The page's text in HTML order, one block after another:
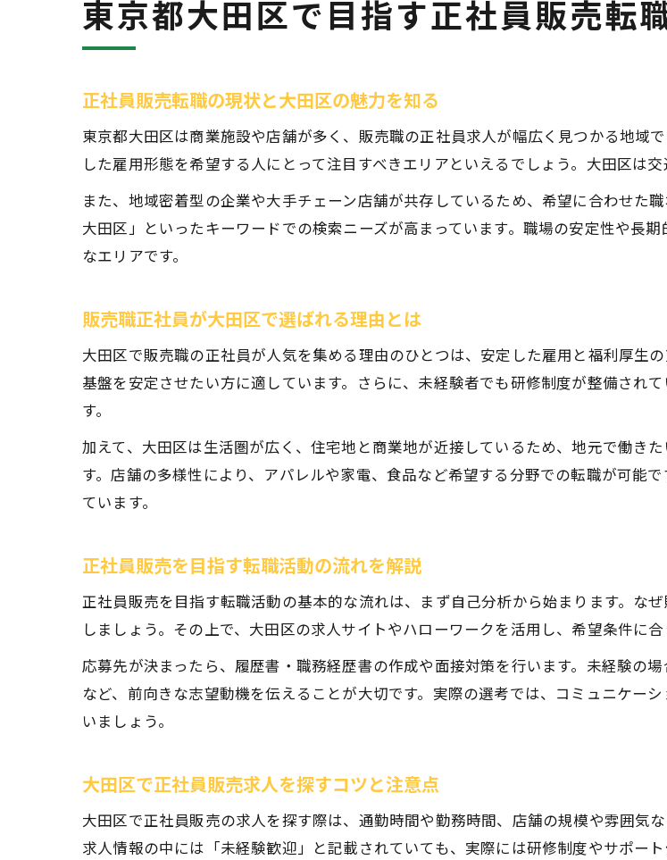
未経験から始める正社員販売
販売職正社員転職に役立つ自
販売職正社員が安定した働き
大田区における正社員販売転職の
正社員販売職で注目される大
販売職正社員の勤務条件と待
販売職正社員で築くキャリア
正社員販売で目指すキャリア
販売職正社員転職で得られる
理想の働き方を叶える販売職
販売職正社員の転職先を選ぶ
正社員販売で重視すべき職場
東京都大田区で目指す正社員販売転
正社員販売転職の現状と大田区の魅力を知る
東京都大田区は商業施設や店舗が多く、販売職の正社員求人が幅広く見つかる地域
した雇用形態を希望する人にとって注目すべきエリアといえるでしょう。大田区は
また、地域密着型の企業や大手チェーン店舗が共存しているため、希望に合わせ
大田区」といったキーワードでの検索ニーズが高まっています。職場の安定性や長
なエリアです。
販売職正社員が大田区で選ばれる理由とは
大田区で販売職の正社員が人気を集める理由のひとつは、安定した雇用と福利厚生
基盤を安定させたい方に適しています。さらに、未経験者でも研修制度が整備され
す。
加えて、大田区は生活圏が広く、住宅地と商業地が近接しているため、地元で働き
す。店舗の多様性により、アパレルや家電、食品など希望する分野での転職が可能
ています。
正社員販売を目指す転職活動の流れを解説
正社員販売を目指す転職活動の基本的な流れは、まず自己分析から始まります。な
しましょう。その上で、大田区の求人サイトやハローワークを活用し、希望条件に
応募先が決まったら、履歴書・職務経歴書の作成や面接対策を行います。未経験の
など、前向きな志望動機を伝えることが大切です。実際の選考では、コミュニケー
いましょう。
大田区で正社員販売求人を探すコツと注意点
大田区で正社員販売の求人を探す際は、通勤時間や勤務時間、店舗の規模や雰囲気
求人情報の中には「未経験歓迎」と記載されていても、実際には研修制度やサポー